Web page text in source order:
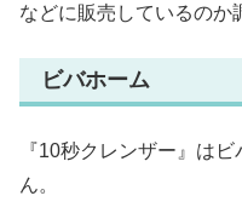
などに販売しているのか
ビバホーム
『10秒クレンザー』は
ん。